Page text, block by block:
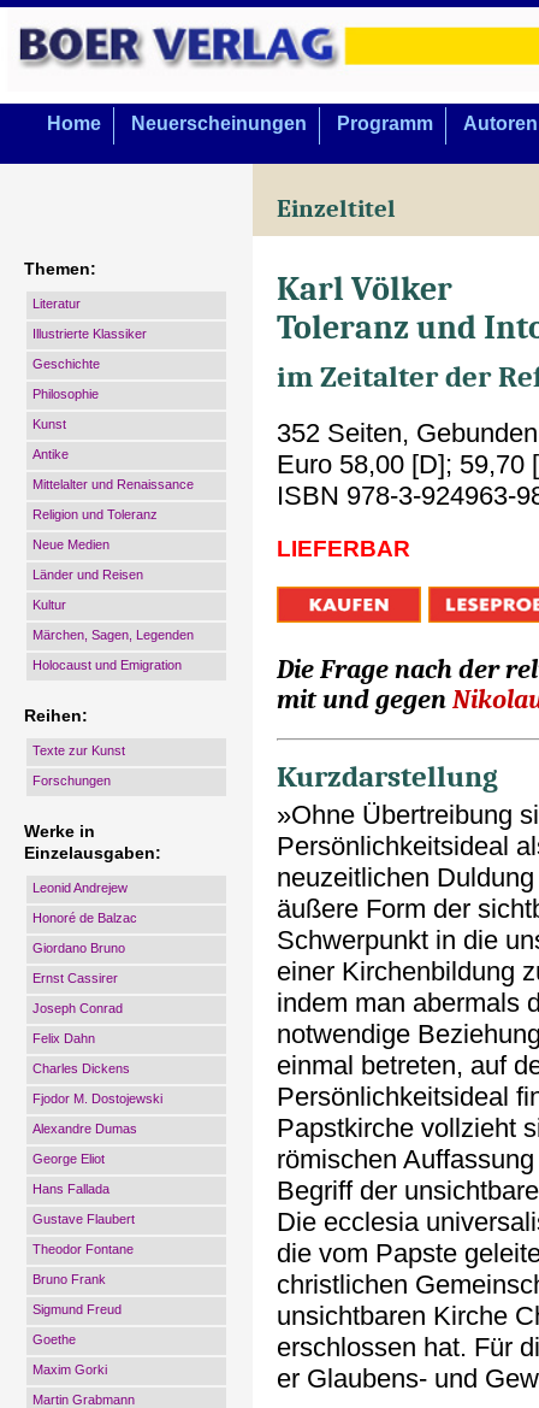
Home Neuerscheinungen Programm Autoren
Einzeltitel
Themen:
Literatur
Illustrierte Klassiker
Geschichte
Philosophie
Kunst
Antike
Mittelalter und Renaissance
Religion und Toleranz
Neue Medien
Länder und Reisen
Kultur
Märchen, Sagen, Legenden
Holocaust und Emigration
Reihen:
Texte zur Kunst
Forschungen
Werke in
Einzelausgaben:
Leonid Andrejew
Honoré de Balzac
Giordano Bruno
Ernst Cassirer
Joseph Conrad
Felix Dahn
Charles Dickens
Fjodor M. Dostojewski
Alexandre Dumas
George Eliot
Hans Fallada
Gustave Flaubert
Theodor Fontane
Bruno Frank
Sigmund Freud
Goethe
Maxim Gorki
Martin Grabmann
Karl Völker
Toleranz und
im Zeitalter der
352 Seiten,
Euro 58,00 [D]; 59,70
ISBN 978-3-924963-
LIEFERBAR
Die Frage nach der
mit und gegen
Kurzdarstellung
»Ohne Übertreibung
Persönlichkeitsideal
neuzeitlichen
äußere Form der
Schwerpunkt in die
einer Kirchenbildung
indem man abermals
notwendige
einmal betreten, auf
Persönlichkeitsideal
Papstkirche vollzieht
römischen
Begriff der
Die ecclesia
die vom Papste
christlichen
unsichtbaren Kirche
erschlossen hat. Für
er Glaubens- und